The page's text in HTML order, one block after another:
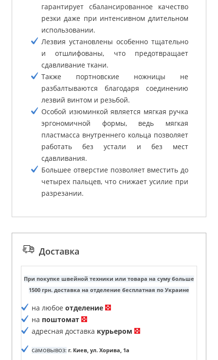
гарантирует сбалансированное качество
резки даже при интенсивном длительном
использовании.
Лезвия установлены особенно тщательно
и отшлифованы, что предотвращает
сдавливание ткани.
Также портновские ножницы не
разбалтываются благодаря соединению
лезвий винтом и резьбой.
Особой изюминкой является мягкая ручка
эргономичной формы, ведь мягкая
пластмасса внутреннего кольца позволяет
работать без устали и без мест
сдавливания.
Большее отверстие позволяет вместить до
четырех пальцев, что снижает усилие при
разрезании.
Доставка
При покупке швейной техники или товара на суму больше
1500 грн. доставка на отделение бесплатная по Украине
на любое отделение
на поштомат
адресная доставка курьером
самовывоз: г. Киев, ул. Хорива, 1а